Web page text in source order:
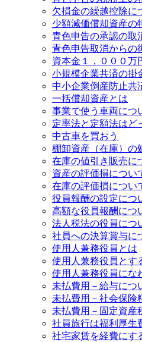
欠損金の繰越控除に
少額減価償却資産の
青色申告の承認の取
青色申告取消からの
資本金１，０００万
小規模企業共済の掛
中小企業倒産防止共
一括償却資産とは
事業で使う車両につ
定率法と定額法はど
中古車を買おう
棚卸資産（在庫）の
在庫の値引き販売に
資産の評価損につい
在庫の評価損につい
役員報酬の設定につ
高額な役員報酬につ
法人税法の役員につ
社員への決算賞与に
使用人兼務役員とは
使用人兼務役員とす
使用人兼務役員にな
未払費用－給与につ
未払費用－社会保険
未払費用－固定資産
社員旅行は福利厚生
社宅家賃を経費にす